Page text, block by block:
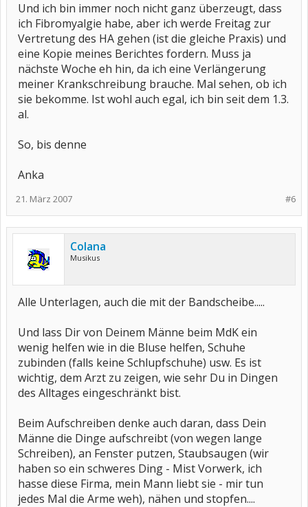
Und ich bin immer noch nicht ganz überzeugt, dass
ich Fibromyalgie habe, aber ich werde Freitag zur
Vertretung des HA gehen (ist die gleiche Praxis) und
eine Kopie meines Berichtes fordern. Muss ja
nächste Woche eh hin, da ich eine Verlängerung
meiner Krankschreibung brauche. Mal sehen, ob ich
sie bekomme. Ist wohl auch egal, ich bin seit dem 1.3.
al.
So, bis denne
Anka
#6
21. März 2007
Colana
Musikus
Alle Unterlagen, auch die mit der Bandscheibe.....
Und lass Dir von Deinem Männe beim MdK ein
wenig helfen wie in die Bluse helfen, Schuhe
zubinden (falls keine Schlupfschuhe) usw. Es ist
wichtig, dem Arzt zu zeigen, wie sehr Du in Dingen
des Alltages eingeschränkt bist.
Beim Aufschreiben denke auch daran, dass Dein
Männe die Dinge aufschreibt (von wegen lange
Schreiben), an Fenster putzen, Staubsaugen (wir
haben so ein schweres Ding - Mist Vorwerk, ich
hasse diese Firma, mein Mann liebt sie - mir tun
jedes Mal die Arme weh), nähen und stopfen....